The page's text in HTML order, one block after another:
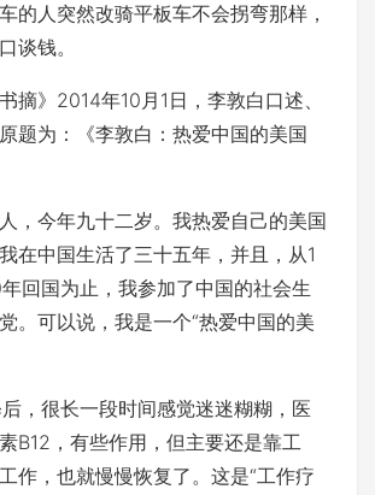
的人突然改骑平板车不会拐弯那样，
谈钱。
摘》2014年10月1日，李敦白口述、
题为：《李敦白：热爱中国的美国
，今年九十二岁。我热爱自己的美国
在中国生活了三十五年，并且，从1
回国为止，我参加了中国的社会生
。可以说，我是一个“热爱中国的美
，很长一段时间感觉迷迷糊糊，医
B12，有些作用，但主要还是靠工
作，也就慢慢恢复了。这是“工作疗